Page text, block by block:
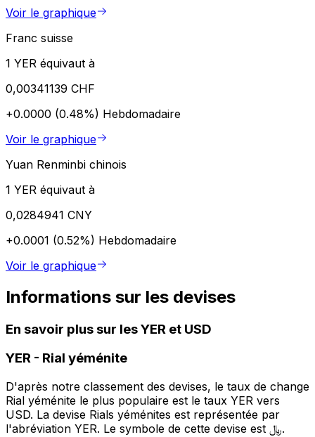
Voir le graphique
Franc suisse
1 YER équivaut à
0,00341139 CHF
+0.0000 (0.48%) Hebdomadaire
Voir le graphique
Yuan Renminbi chinois
1 YER équivaut à
0,0284941 CNY
+0.0001 (0.52%) Hebdomadaire
Voir le graphique
Informations sur les devises
En savoir plus sur les YER et USD
YER - Rial yéménite
D'après notre classement des devises, le taux de change
Rial yéménite le plus populaire est le taux YER vers
USD. La devise Rials yéménites est représentée par
l'abréviation YER. Le symbole de cette devise est ﷼.